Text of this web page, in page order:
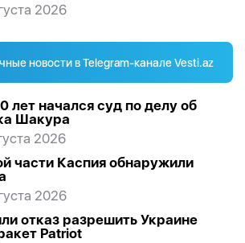
2026
новости в Telegram-канале Vesti.az
лет начался суд по делу об
Шакура
2026
части Каспия обнаружили
2026
отказ разрешить Украине
Patriot